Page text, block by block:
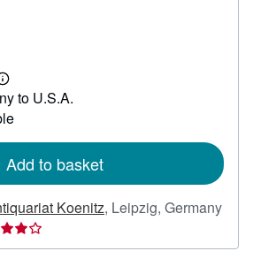
Learn
more
about
shipping
to U.S.A.
Add to basket
Koenitz, Leipzig, Germany